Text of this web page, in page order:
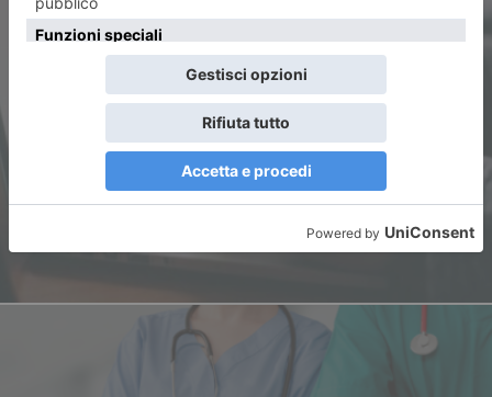
ARTICOLO PRECEDENTE
Le truffe affettive sono uno
“stupro emotivo”